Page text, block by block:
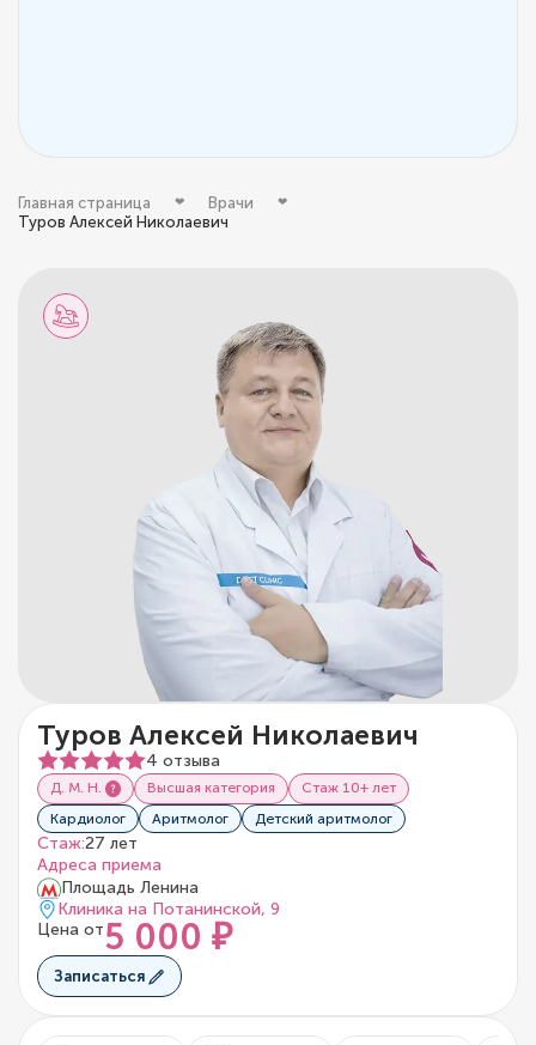
Главная страница
Врачи
Туров Алексей Николаевич
Туров Алексей Николаевич
4 отзыва
Д. М. Н. Высшая категория
Стаж 10+ лет
Кардиолог
Аритмолог Детский аритмолог
Стаж:27 лет
Адреса приема
Площадь Ленина
Клиника на Потанинской, 9
Цена от5 000 ₽
Записаться